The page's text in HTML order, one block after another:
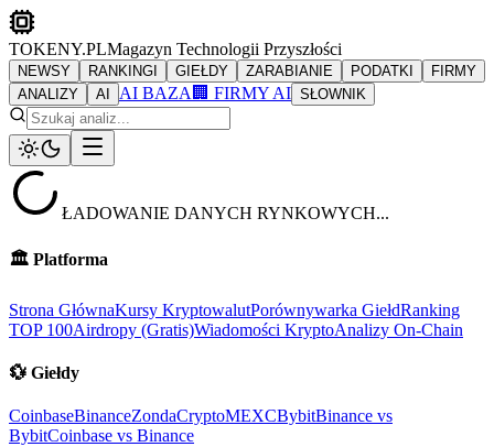
TOKENY.PLMagazyn Technologii Przyszłości
NEWSY RANKINGI GIEŁDY ZARABIANIE PODATKI
FIRMY
ANALIZY
AI AI BAZA 🏢 FIRMY AI SŁOWNIK
ŁADOWANIE DANYCH RYNKOWYCH...
🏛️ Platforma
Strona GłównaKursy KryptowalutPorównywarka GiełdRanking
TOP 100Airdropy (Gratis)Wiadomości KryptoAnalizy On-Chain
💱 Giełdy
CoinbaseBinanceZondaCryptoMEXCBybitBinance vs
BybitCoinbase vs Binance